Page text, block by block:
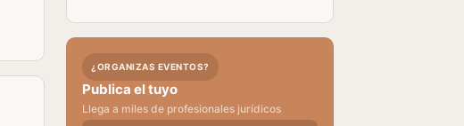
¿ORGANIZAS EVENTOS?
Publica el tuyo
Llega a miles de profesionales jurídicos